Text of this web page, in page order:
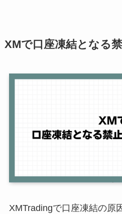
XMで口座凍結となる
XMTradingで口座凍結の原